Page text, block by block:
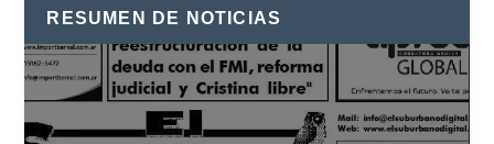
RESUMEN DE NOTICIAS
Reproductor
de
vídeo